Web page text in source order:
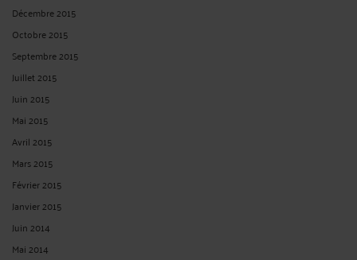
Décembre 2015
Octobre 2015
Septembre 2015
Juillet 2015
Juin 2015
Mai 2015
Avril 2015
Mars 2015
Février 2015
Janvier 2015
Juin 2014
Mai 2014